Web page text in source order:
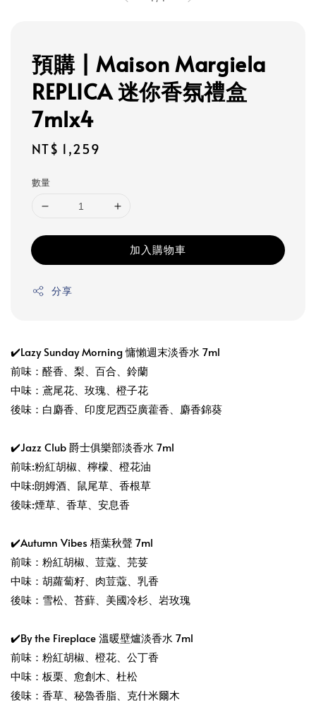
預購 | Maison Margiela
REPLICA 迷你香氛禮盒
7mlx4
Regular
NT$ 1,259
數量
加入購物車
分享
✔️Lazy Sunday Morning 慵懶週末淡香水 7ml
前味：醛香、梨、百合、鈴蘭
中味：鳶尾花、玫瑰、橙子花
後味：白麝香、印度尼西亞廣藿香、麝香錦葵
✔️Jazz Club 爵士俱樂部淡香水 7ml
前味:粉紅胡椒、檸檬、橙花油
中味:朗姆酒、鼠尾草、香根草
後味:煙草、香草、安息香
✔️Autumn Vibes 梧葉秋聲 7ml
前味：粉紅胡椒、荳蔻、芫荽
中味：胡蘿蔔籽、肉荳蔻、乳香
後味：雪松、苔蘚、美國冷杉、岩玫瑰
✔️By the Fireplace 溫暖壁爐淡香水 7ml
前味：粉紅胡椒、橙花、公丁香
中味：板栗、愈創木、杜松
後味：香草、秘魯香脂、克什米爾木